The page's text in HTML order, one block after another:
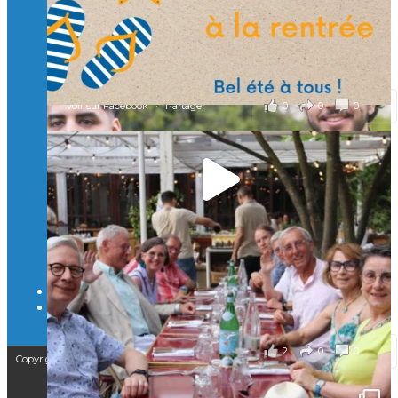
Mastères Spécialisés, qui allient excellence technologique et
valeurs humaines, au cœur de notre pro
...Voir plus
il y a 2 mois
0 0 0
Voir sur Facebook · Partager
🚀Afterwork à Genève 🚀
🥳 Le 22 avril dernier, 14 Alumni vivant / travaillant
en Suisse ont partagé un moment convivial de
retrouvailles et d'échanges !
Merci à tous pour votre présence et à Alexandre
CHEA pour l'organisation !
il y a 3 mois
2 0 0
Voir sur Facebook · Partager
Copyright © 2025 – Isep Alumni est une association de loi 1901